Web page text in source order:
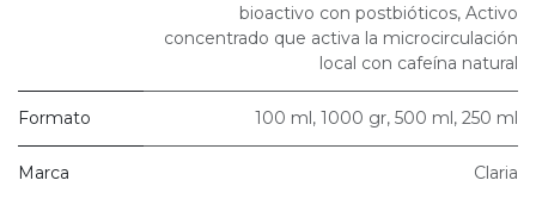
bioactivo con postbióticos, Activo
concentrado que activa la microcirculación
local con cafeína natural
Formato 100 ml, 1000 gr, 500 ml, 250 ml
Marca Claria